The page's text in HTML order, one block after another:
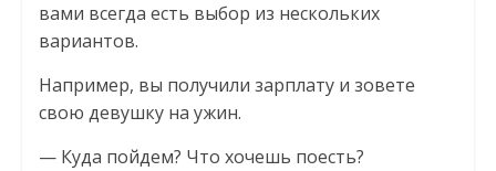
вами всегда есть выбор из нескольких
вариантов.
Например, вы получили зарплату и зовете
свою девушку на ужин.
— Куда пойдем? Что хочешь поесть?